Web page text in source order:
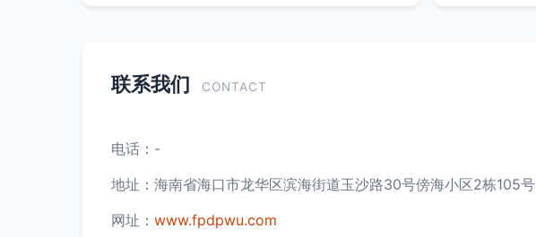
联系我们 CONTACT
电话：-
地址：海南省海口市龙华区滨海街道玉沙路30号傍海小区2栋105号
网址： www.fpdpwu.com